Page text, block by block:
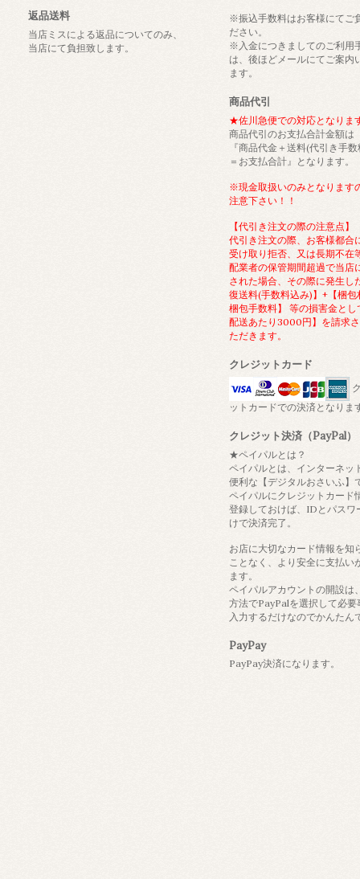
返品送料
当店ミスによる返品についてのみ、
当店にて負担致します。
※振込手数料はお客様にてご
ださい。
※入金につきましてのご利用
は、後ほどメールにてご案内
ます。
商品代引
★佐川急便での対応となりま
商品代引のお支払合計金額は
『商品代金＋送料(代引き手
＝お支払合計』となります。
※現金取扱いのみとなります
注意下さい！！
【代引き注文の際の注意点】
代引き注文の際、お客様都合
受け取り拒否、又は長期不在
配業者の保管期間超過で当店
された場合、その際に発生し
復送料(手数料込み)】+【梱包
梱包手数料】 等の損害金とし
配送あたり3000円】を請求
ただきます。
クレジットカード
ットカードでの決済となりま
クレジット決済（PayPal）
★ペイパルとは？
ペイパルとは、インターネッ
便利な【デジタルおさいふ】
ペイパルにクレジットカード
登録しておけば、IDとパスワ
けで決済完了。
お店に大切なカード情報を知
ことなく、より安全に支払い
ます。
ペイパルアカウントの開設は
方法でPayPalを選択して必要
入力するだけなのでかんたん
PayPay
PayPay決済になります。